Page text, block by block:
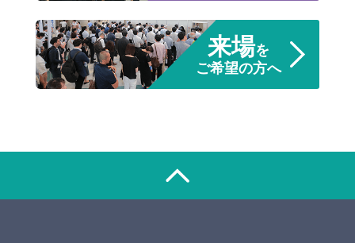
来場を
ご希望の方へ